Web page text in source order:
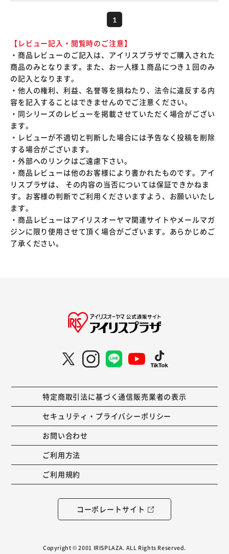
1
【レビュー記入・閲覧時のご注意】
・商品レビューのご記入は、アイリスプラザでご購入された
商品のみとなります。また、お一人様１商品につき１回のみ
の記入となります。
・他人の権利、利益、名誉等を損ねたり、法令に違反する内
容を記入することはできませんのでご注意ください。
・同シリーズのレビューを掲載させていただく場合がござい
ます。
・レビューが不適切と判断した場合には予告なく投稿を削除
する場合がございます。
・外部へのリンクはご遠慮下さい。
・商品レビューは他のお客様により書かれたものです。アイ
リスプラザは、 その内容の当否については保証できかねま
す。お客様の判断でご利用くださいますよう、お願いいたし
ます。
・商品レビューはアイリスオーヤマ関連サイトやメールマガ
ジンに限り使用させて頂く場合がございます。あらかじめご
了承ください。
特定商取引法に基づく通信販売業者の表示
セキュリティ・プライバシーポリシー
お問い合わせ
ご利用方法
ご利用規約
コーポレートサイト
Copyright © 2001 IRISPLAZA. ALL Rights Reserved.